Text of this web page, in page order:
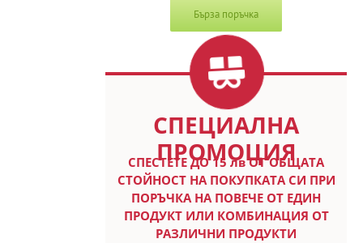
Бърза поръчка
СПЕЦИАЛНА
ПРОМОЦИЯ
СПЕСТETE ДО 15 лв ОТ ОБЩАТА
СТОЙНОСТ НА ПОКУПКАТА СИ ПРИ
ПОРЪЧКА НА ПОВЕЧЕ ОТ ЕДИН
ПРОДУКТ ИЛИ КОМБИНАЦИЯ ОТ
РАЗЛИЧНИ ПРОДУКТИ